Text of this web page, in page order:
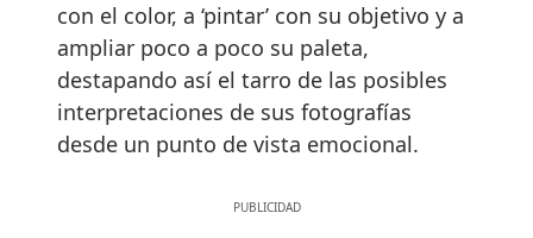
con el color, a ‘pintar’ con su objetivo y a
ampliar poco a poco su paleta,
destapando así el tarro de las posibles
interpretaciones de sus fotografías
desde un punto de vista emocional.